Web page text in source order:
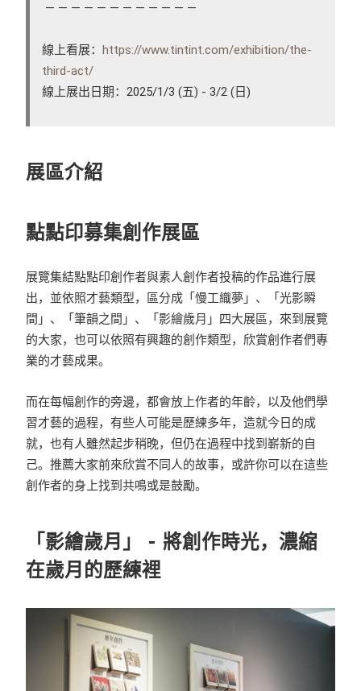
— — — — — — — — — — — —
線上看展：
https://www.tintint.com/exhibition/the-
third-act/
線上展出日期：2025/1/3 (五) - 3/2 (日)
展區介紹
點點印募集創作展區
展覽集結點點印創作者與素人創作者投稿的作品進行展
出，並依照才藝類型，區分成「慢工織夢」、「光影瞬
間」、「筆韻之間」、「影繪歲月」四大展區，來到展覽
的大家，也可以依照有興趣的創作類型，欣賞創作者們專
業的才藝成果。
而在每幅創作的旁邊，都會放上作者的年齡，以及他們學
習才藝的過程，有些人可能是歷練多年，造就今日的成
就，也有人雖然起步稍晚，但仍在過程中找到嶄新的自
己。推薦大家前來欣賞不同人的故事，或許你可以在這些
創作者的身上找到共鳴或是鼓勵。
「影繪歲月」 - 將創作時光，濃縮
在歲月的歷練裡